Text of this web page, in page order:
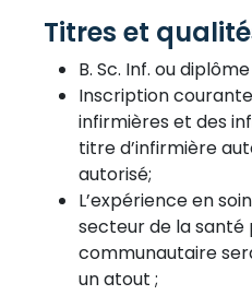
Titres et
B. Sc. Inf. ou
Inscription
infirmières et des
titre d’infirmière
autorisé;
L’expérience en
secteur de la santé
communautaire
un atout ;